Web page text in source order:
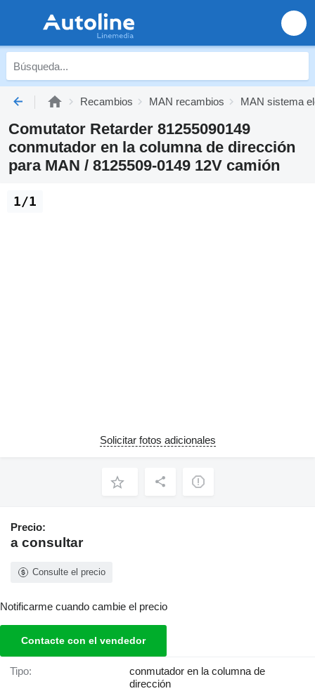
Recambios MAN recambios MAN sistema
Comutator Retarder 81255090149
conmutador en la columna de dirección
para MAN / 8125509-0149 12V camión
1/1
Solicitar fotos adicionales
Precio:
a consultar
Consulte el precio
Notificarme cuando cambie el precio
Contacte con el vendedor
Tipo:
conmutador en la columna de
dirección